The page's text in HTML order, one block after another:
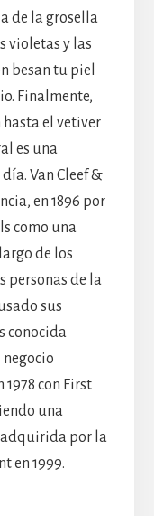
de la grosella
violetas y las
besan tu piel
Finalmente,
hasta el vetiver
es una
Van Cleef &
en 1896 por
como una
de los
personas de la
sus
conocida
con First
una
por la
en 1999.